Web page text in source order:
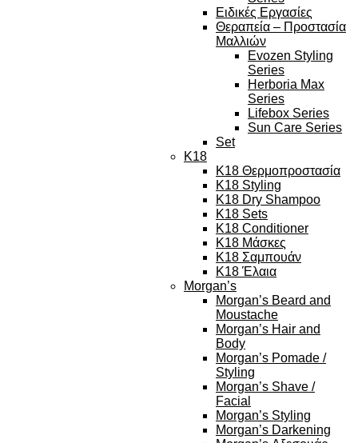
Ειδικές Εργασίες
Θεραπεία – Προστασία
Μαλλιών
Evozen Styling
Series
Herboria Max
Series
Lifebox Series
Sun Care Series
Set
K18
K18 Θερμοπροστασία
K18 Styling
K18 Dry Shampoo
K18 Sets
K18 Conditioner
K18 Μάσκες
K18 Σαμπουάν
K18 Έλαια
Morgan’s
Morgan’s Beard and
Moustache
Morgan’s Hair and
Body
Morgan’s Pomade /
Styling
Morgan’s Shave /
Facial
Morgan’s Styling
Morgan’s Darkening